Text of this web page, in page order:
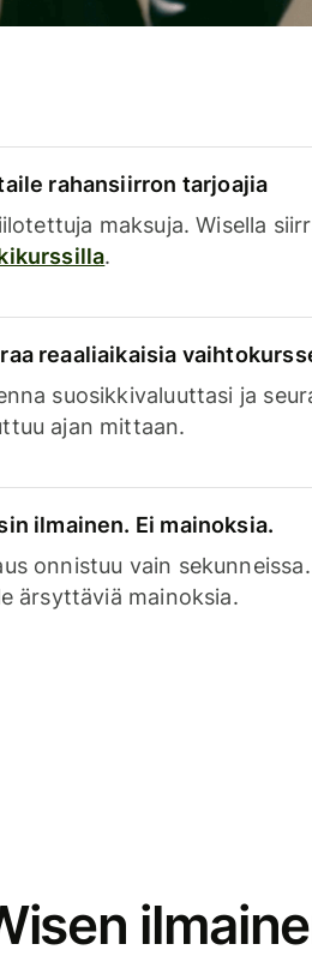
rahansiirron tarjoajia
maksuja. Wisella
.
reaaliaikaisia
suosikkivaluuttasi ja
ajan mittaan.
ilmainen. Ei mainoksia.
onnistuu vain
ärsyttäviä mainoksia.